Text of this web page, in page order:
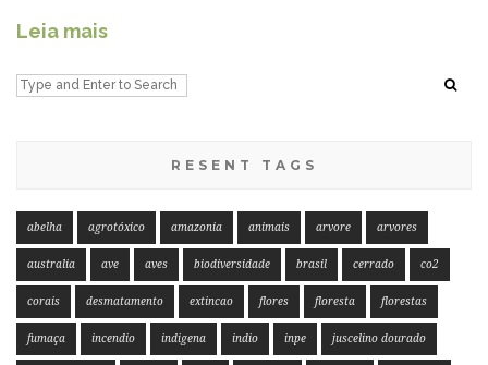
Leia mais
RESENT TAGS
abelha agrotóxico amazonia animais arvore arvores
australia ave aves biodiversidade brasil cerrado co2
corais desmatamento extincao flores floresta florestas
fumaça incendio indigena indio inpe juscelino dourado